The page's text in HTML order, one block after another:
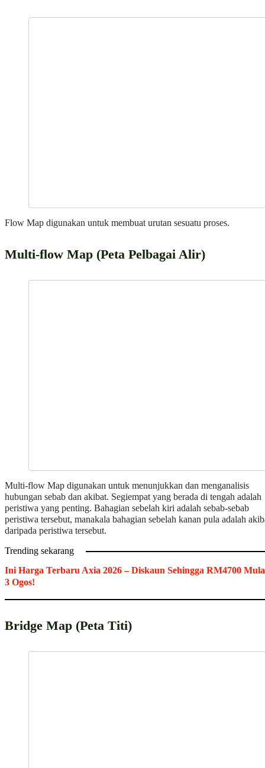
Flow Map digunakan untuk membuat urutan sesuatu proses.
Multi-flow Map (Peta Pelbagai Alir)
Multi-flow Map digunakan untuk menunjukkan dan menganalisis
hubungan sebab dan akibat. Segiempat yang berada di tengah adalah
peristiwa yang penting. Bahagian sebelah kiri adalah sebab-sebab
peristiwa tersebut, manakala bahagian sebelah kanan pula adalah
daripada peristiwa tersebut.
Trending sekarang
Ini Harga Terbaru Axia 2026 – Diskaun Sehingga RM4700
3 Ogos!
Bridge Map (Peta Titi)